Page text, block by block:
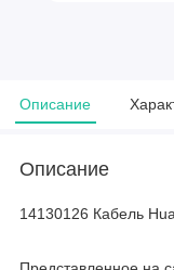
Описание
Описание
14130126 Кабель